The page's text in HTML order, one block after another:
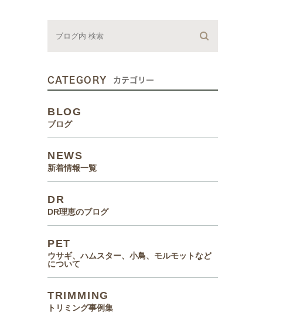
CATEGORY カテゴリー
BLOG
ブログ
NEWS
新着情報一覧
DR
DR理恵のブログ
PET
ウサギ、ハムスター、小鳥、モルモットなど
について
TRIMMING
トリミング事例集